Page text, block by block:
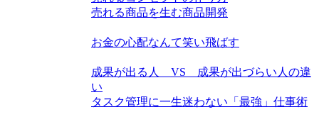
売れる商品を生む商品開発
お金の心配なんて笑い飛ばす
成果が出る人 VS 成果が出づらい人の違
い
タスク管理に一生迷わない「最強」仕事術